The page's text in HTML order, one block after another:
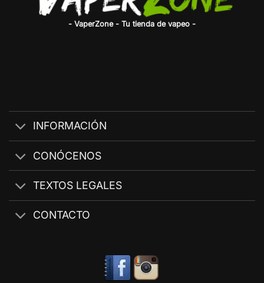
- VaperZone - Tu tienda de vapeo -
INFORMACIÓN
CONÓCENOS
TEXTOS LEGALES
CONTACTO